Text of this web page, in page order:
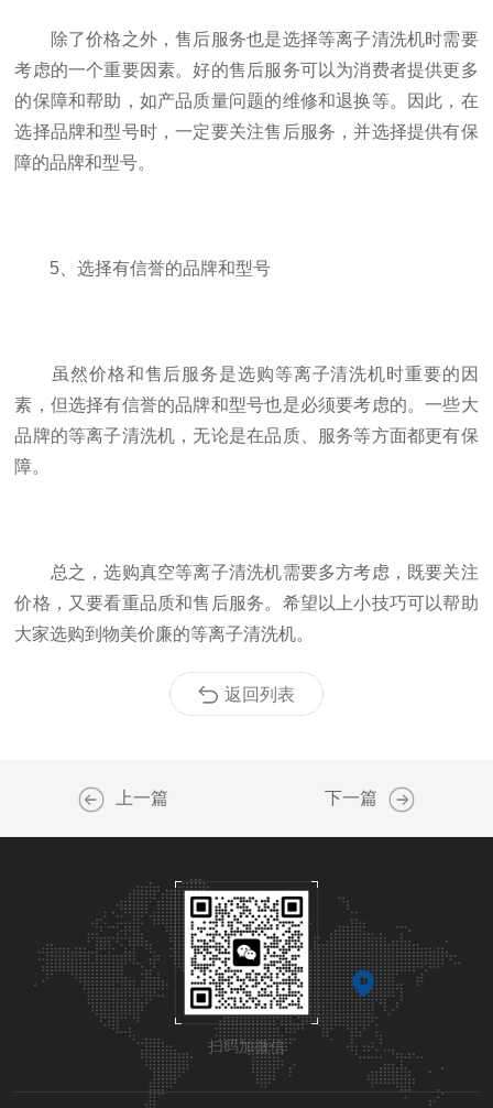
除了价格之外，售后服务也是选择等离子清洗机时需要
考虑的一个重要因素。好的售后服务可以为消费者提供更多
的保障和帮助，如产品质量问题的维修和退换等。因此，在
选择品牌和型号时，一定要关注售后服务，并选择提供有保
障的品牌和型号。
5、选择有信誉的品牌和型号
虽然价格和售后服务是选购等离子清洗机时重要的因
素，但选择有信誉的品牌和型号也是必须要考虑的。一些大
品牌的等离子清洗机，无论是在品质、服务等方面都更有保
障。
总之，选购真空等离子清洗机需要多方考虑，既要关注
价格，又要看重品质和售后服务。希望以上小技巧可以帮助
大家选购到物美价廉的等离子清洗机。
返回列表
上一篇 下一篇
扫码加微信